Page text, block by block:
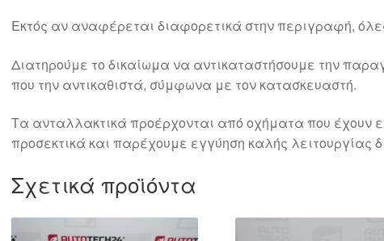
Εκτός αν αναφέρεται διαφορετικά στην περιγραφή,
Διατηρούμε το δικαίωμα να αντικαταστήσουμε την
που την αντικαθιστά, σύμφωνα με τον κατασκευαστή.
Τα ανταλλακτικά προέρχονται από οχήματα που έχουν
προσεκτικά και παρέχουμε εγγύηση καλής λειτουργίας
Σχετικά προϊόντα